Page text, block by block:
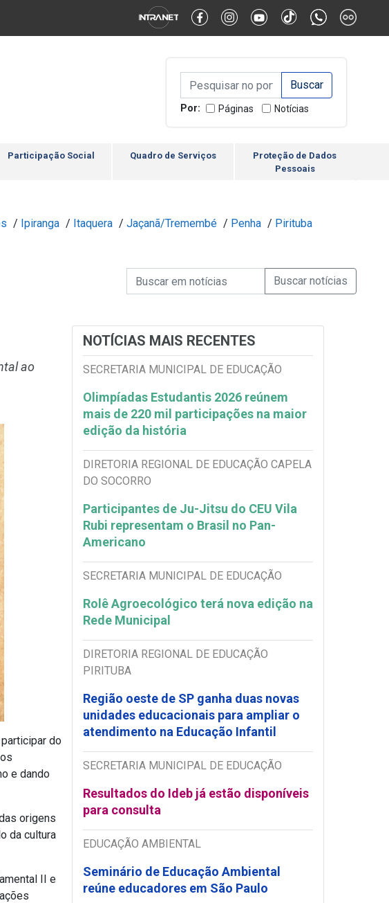
Alternar Alto Contraste Alternar Tamanho da Fonte
Campo de Busca de
Campo de Busca de informaçõesEnviar a Busca
Por: Páginas Notícias
Participação Social Quadro de Serviços
Proteção de Dados
Pessoais
/ Ipiranga / Itaquera / Jaçanã/Tremembé / Penha / Pirituba
Campo de Busca de Notícias
Campo de Busca de informaçõesEnviar a Busca de
ao
do
e dando
origens
da cultura
II e
NOTÍCIAS MAIS RECENTES
SECRETARIA MUNICIPAL DE EDUCAÇÃO
Olimpíadas Estudantis 2026 reúnem
mais de 220 mil participações na maior
edição da história
DIRETORIA REGIONAL DE EDUCAÇÃO CAPELA
DO SOCORRO
Participantes de Ju-Jitsu do CEU Vila
Rubi representam o Brasil no Pan-
Americano
SECRETARIA MUNICIPAL DE EDUCAÇÃO
Rolê Agroecológico terá nova edição na
Rede Municipal
DIRETORIA REGIONAL DE EDUCAÇÃO
PIRITUBA
Região oeste de SP ganha duas novas
unidades educacionais para ampliar o
atendimento na Educação Infantil
SECRETARIA MUNICIPAL DE EDUCAÇÃO
Resultados do Ideb já estão disponíveis
para consulta
EDUCAÇÃO AMBIENTAL
Seminário de Educação Ambiental
reúne educadores em São Paulo